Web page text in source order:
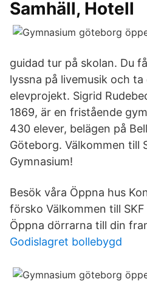
Samhäll, Hotell
guidad tur på skolan. Du
lyssna på livemusik och ta
elevprojekt. Sigrid
1869, är en fristående
430 elever, belägen på
Göteborg. Välkommen till
Gymnasium!
Besök våra Öppna hus
försko Välkommen till
Öppna dörrarna till din
Godislagret bollebygd